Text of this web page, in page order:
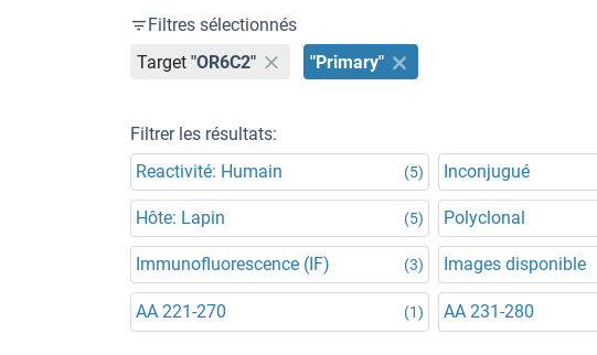
Filtres sélectionnés
Target "OR6C2" "Primary"
Filtrer les résultats:
Reactivité: Humain
(5) Inconjugué
Hôte: Lapin (5) Polyclonal
Immunofluorescence (IF) (3) Images disponible
AA 221-270 (1) AA 231-280